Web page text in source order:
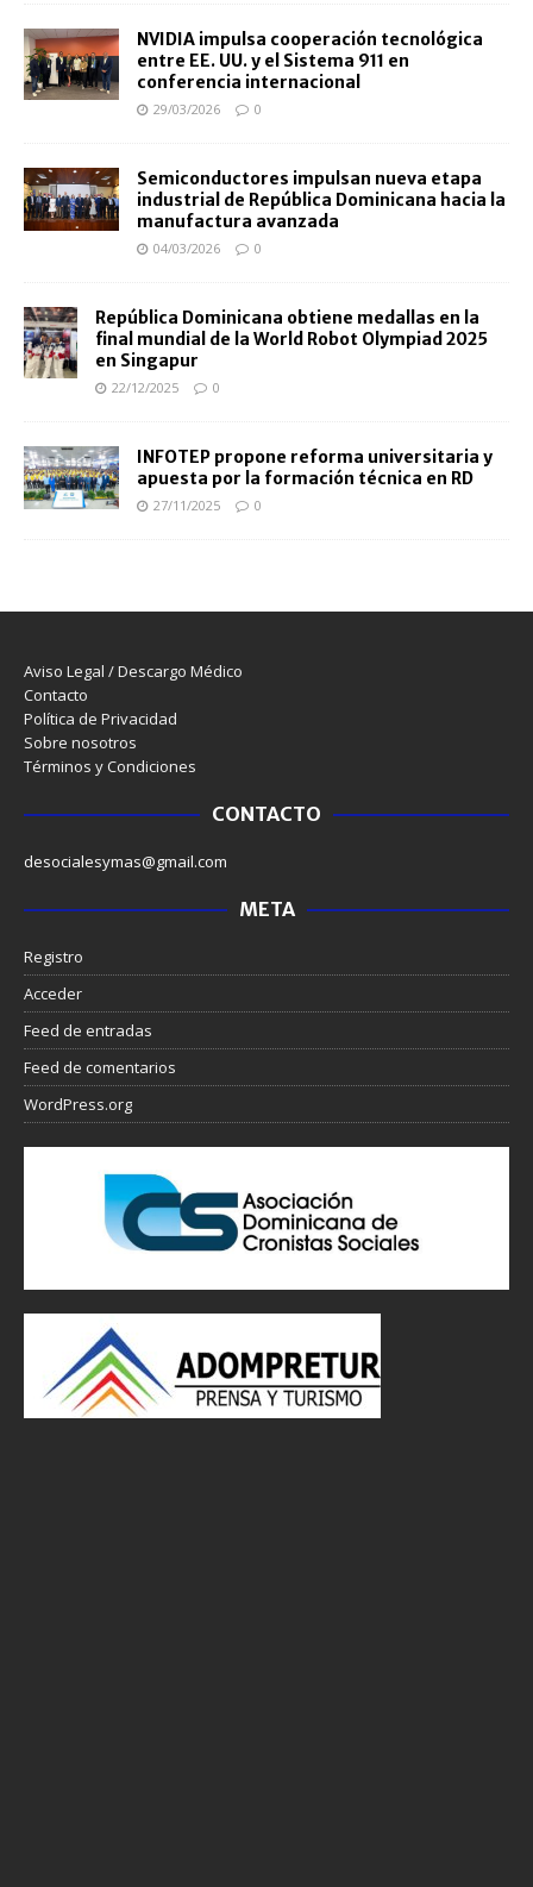
NVIDIA impulsa cooperación tecnológica
entre EE. UU. y el Sistema 911 en
conferencia internacional
29/03/2026 0
Semiconductores impulsan nueva etapa
industrial de República Dominicana hacia la
manufactura avanzada
04/03/2026 0
República Dominicana obtiene medallas en la
final mundial de la World Robot Olympiad 2025
en Singapur
22/12/2025 0
INFOTEP propone reforma universitaria y
apuesta por la formación técnica en RD
27/11/2025 0
Aviso Legal / Descargo Médico
Contacto
Política de Privacidad
Sobre nosotros
Términos y Condiciones
CONTACTO
desocialesymas@gmail.com
META
Registro
Acceder
Feed de entradas
Feed de comentarios
WordPress.org